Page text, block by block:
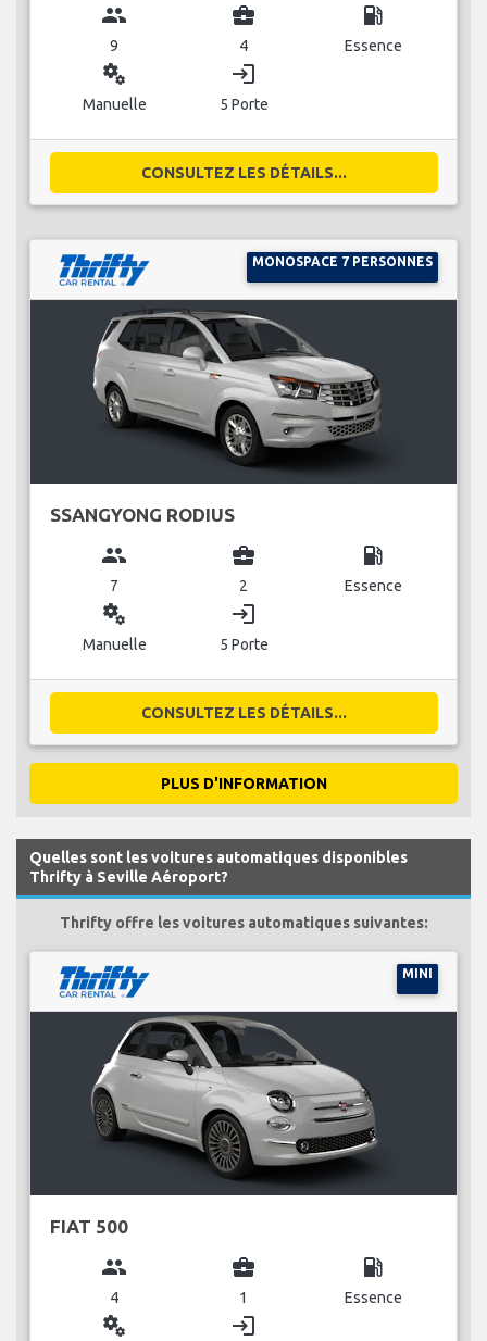
group
9
business_center
4
local_gas_station
Essence
miscellaneous_services
Manuelle
login
5 Porte
CONSULTEZ LES DÉTAILS...
MONOSPACE 7 PERSONNES
SSANGYONG RODIUS
group
7
business_center
2
local_gas_station
Essence
miscellaneous_services
Manuelle
login
5 Porte
CONSULTEZ LES DÉTAILS...
PLUS D'INFORMATION
Quelles sont les voitures automatiques disponibles
Thrifty à Seville Aéroport?
Thrifty offre les voitures automatiques suivantes:
MINI
FIAT 500
group
4
business_center
1
local_gas_station
Essence
miscellaneous_services login